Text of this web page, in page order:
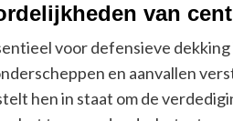
van
voor defensieve
en aanvallen
hen in staat om de